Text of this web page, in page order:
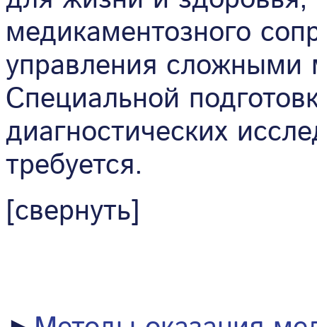
медикаментозного
управления сложными
Специальной
диагностических
требуется.
[свернуть]